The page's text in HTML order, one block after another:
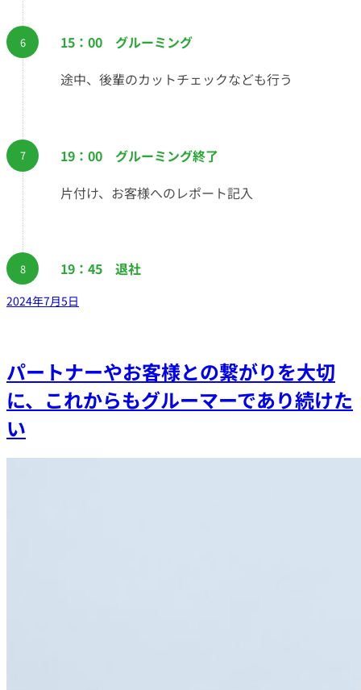
15：00 グルーミング
途中、後輩のカットチェックなども行う
19：00 グルーミング終了
片付け、お客様へのレポート記入
19：45 退社
2024年7月5日
パートナーやお客様との繋がりを大切
に、これからもグルーマーであり続けた
い